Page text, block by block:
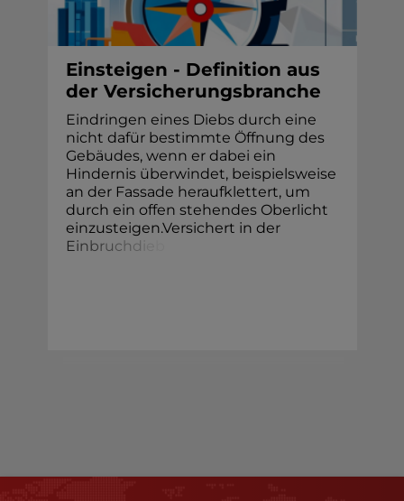
Einsteigen - Definition aus
der Versicherungsbranche
Eindringen eines Diebs durch eine
nicht dafür bestimmte Öffnung des
Gebäudes, wenn er dabei ein
Hindernis überwindet, beispielsweise
an der Fassade heraufklettert, um
durch ein offen stehendes Oberlicht
einzusteigen.Versichert in der
Einbruchd